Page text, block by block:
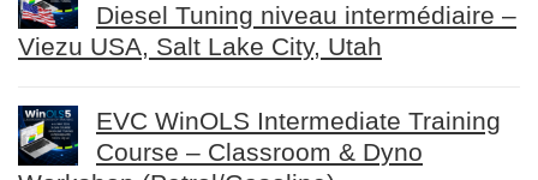
Diesel Tuning niveau intermédiaire –
Viezu USA, Salt Lake City, Utah
EVC WinOLS Intermediate Training
Course – Classroom & Dyno